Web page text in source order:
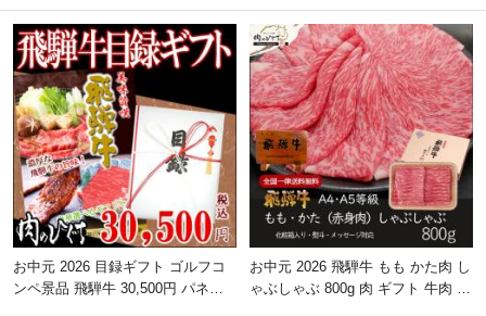
お中元 2026 目録ギフト ゴルフコ
ンペ景品 飛騨牛 30,500円 パネル
お中元 2026 飛騨牛 もも かた肉 し
ゃぶしゃぶ 800g 肉 ギフト 牛肉 お